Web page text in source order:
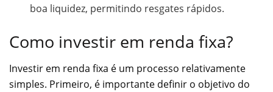
boa liquidez, permitindo resgates rápidos.
Como investir em renda fixa?
Investir em renda fixa é um processo relativamente
simples. Primeiro, é importante definir o objetivo do